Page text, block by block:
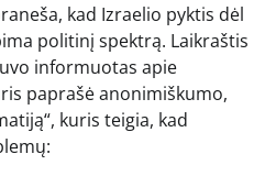
kad Izraelio pyktis dėl
politinį spektrą. Laikraštis
informuotas apie
paprašė anonimiškumo,
kuris teigia, kad